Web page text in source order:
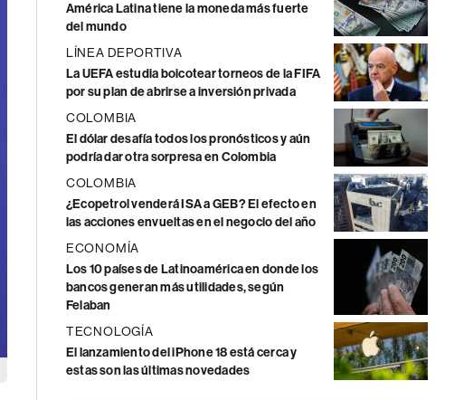
América Latina tiene la moneda más fuerte
del mundo
LÍNEA DEPORTIVA
La UEFA estudia boicotear torneos de la FIFA
por su plan de abrirse a inversión privada
COLOMBIA
El dólar desafía todos los pronósticos y aún
podría dar otra sorpresa en Colombia
COLOMBIA
¿Ecopetrol venderá ISA a GEB? El efecto en
las acciones envueltas en el negocio del año
ECONOMÍA
Los 10 países de Latinoamérica en donde los
bancos generan más utilidades, según
Felaban
TECNOLOGÍA
El lanzamiento del iPhone 18 está cerca y
estas son las últimas novedades